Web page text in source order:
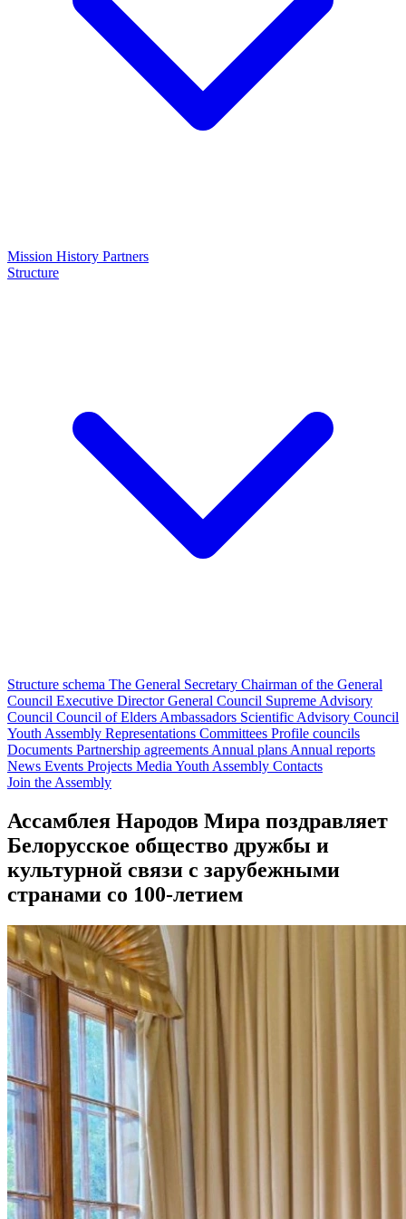
Mission History Partners
Structure
Structure schema The General Secretary Chairman of the General
Council Executive DirectorGeneral Council Supreme Advisory
Council Council of Elders Ambassadors Scientific Advisory Council
Youth Assembly Representations Committees Profile councils
Documents Partnership agreements Annual plans Annual reports
News Events Projects Media Youth Assembly Contacts
Join the Assembly
Ассамблея Народов Мира поздравляет
Белорусское общество дружбы и
культурной связи с зарубежными
странами со 100-летием